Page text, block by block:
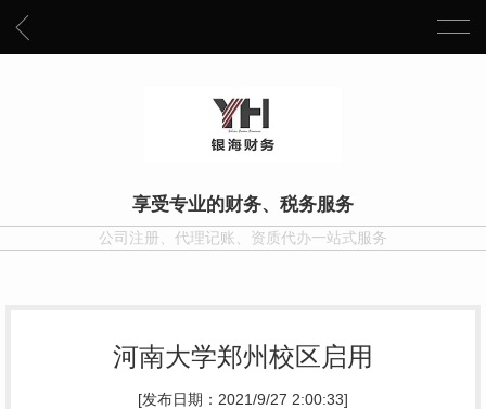
享受专业的财务、税务服务
公司注册、代理记账、资质代办一站式服务
河南大学郑州校区启用
[发布日期：2021/9/27 2:00:33]